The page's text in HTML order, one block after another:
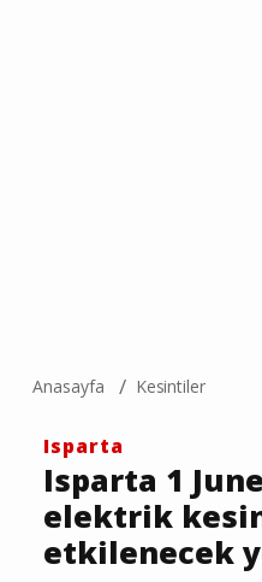
Anasayfa Kesintiler
Isparta
Isparta 1
elektrik
etkilenecek